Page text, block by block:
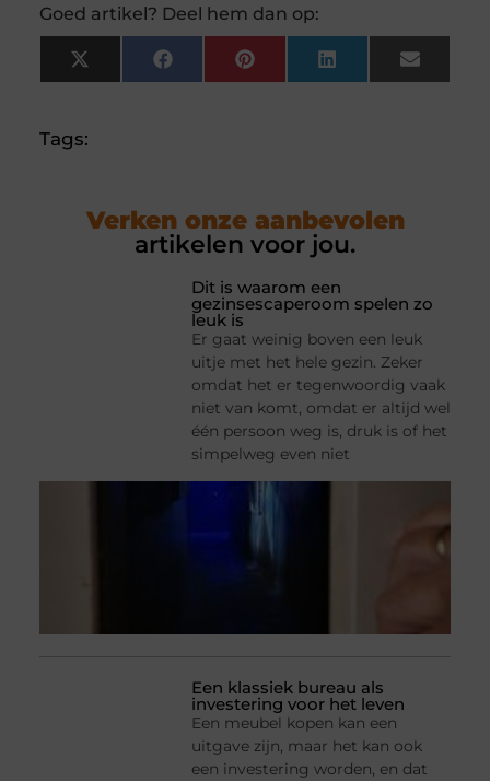
Goed artikel? Deel hem dan op:
X
(Twitter)
FacebookPinterestLinkedInEmail
Tags:
Verken onze aanbevolen
artikelen voor jou.
Dit is waarom een
gezinsescaperoom spelen zo
leuk is
Er gaat weinig boven een leuk
uitje met het hele gezin. Zeker
omdat het er tegenwoordig vaak
niet van komt, omdat er altijd wel
één persoon weg is, druk is of het
simpelweg even niet
Een klassiek bureau als
investering voor het leven
Een meubel kopen kan een
uitgave zijn, maar het kan ook
een investering worden, en dat